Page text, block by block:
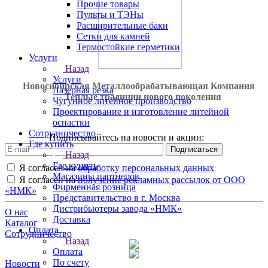
Прочие товары
Пульты и ТЭНы
Расширительные баки
Сетки для камней
Термостойкие герметики
Услуги
Назад
Услуги
Лазерная резка
Чугунное литейное производство
Проектирование и изготовление литейной
оснастки
Сотрудничество
Где купить
Назад
Где купить
Магазины партнеров
Фирменная розница
Представительство в г. Москва
Дистрибьютеры завода «НМК»
Доставка
Оплата
Назад
Оплата
По счету
Новосибирская Металлообрабатывающая Компания
- Теплые традиции нового поколения
Подписывайтесь на новости и акции:
Я согласен наобработку персональных данных
Я согласен наполучение рекламных рассылок от ООО
«НМК»
О нас
Каталог
Сотрудничество
Новости